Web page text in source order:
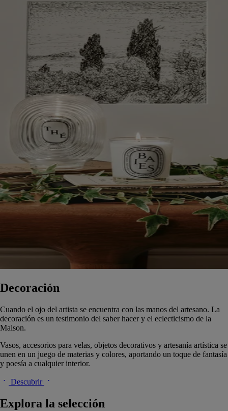
Decoración
Cuando el ojo del artista se encuentra con las manos del artesano. La
decoración es un testimonio del saber hacer y el eclecticismo de la
Maison.
Vasos, accesorios para velas, objetos decorativos y artesanía artística se
unen en un juego de materias y colores, aportando un toque de fantasía
y poesía a cualquier interior.
Descubrir
Explora la selección